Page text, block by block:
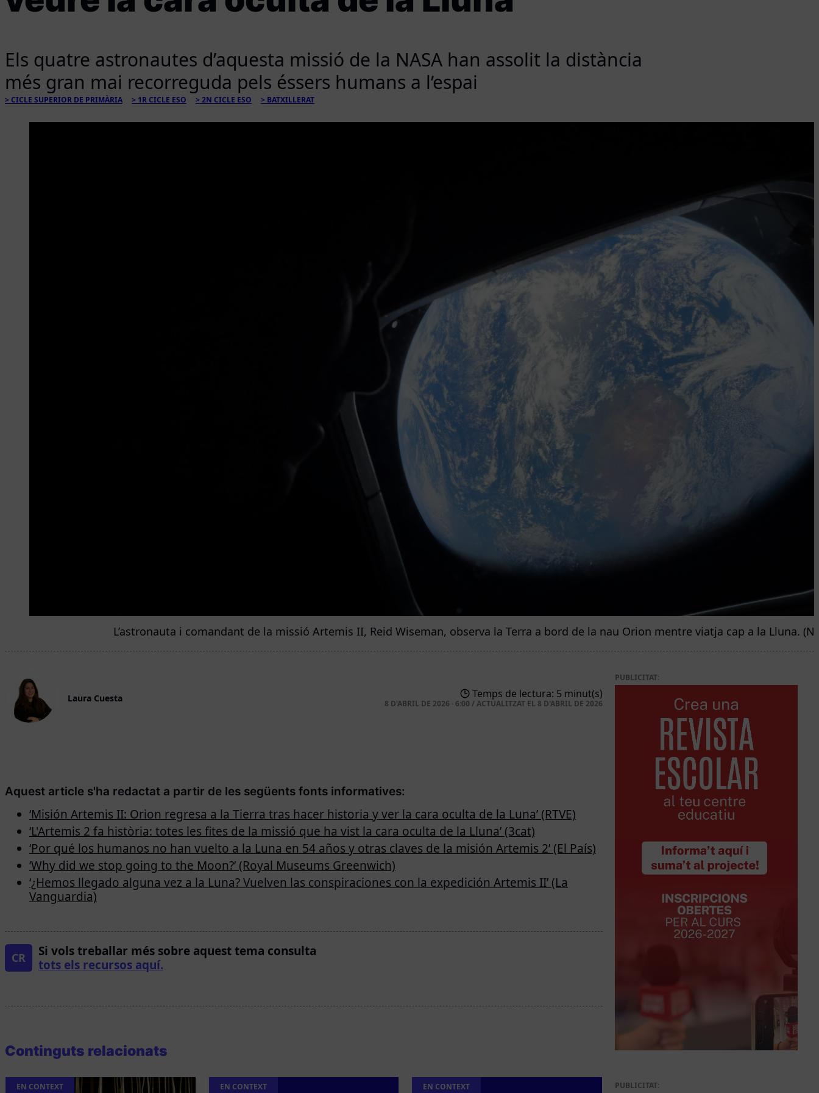
Els quatre astronautes d’aquesta missió de la NASA han assolit la distància
més gran mai recorreguda pels éssers humans a l’espai
CICLE SUPERIOR DE PRIMÀRIA 1R CICLE ESO 2N CICLE ESO BATXILLERAT
L’astronauta i comandant de la missió Artemis II, Reid Wiseman, observa la Terra a bord de la nau Orion mentre viatja cap a la Lluna.
Laura Cuesta Temps de lectura: 5 minut(s)
8 D'ABRIL DE 2026 · 6:00 /ACTUALITZAT EL 8 D'ABRIL DE 2026
Aquest article s'ha redactat a partir de les següents fonts informatives:
‘Misión Artemis II: Orion regresa a la Tierra tras hacer historia y ver la cara oculta de la Luna’ (RTVE)
‘L'Artemis 2 fa història: totes les fites de la missió que ha vist la cara oculta de la Lluna’ (3cat)
‘Por qué los humanos no han vuelto a la Luna en 54 años y otras claves de la misión Artemis 2’ (El País)
‘Why did we stop going to the Moon?’ (Royal Museums Greenwich)
‘¿Hemos llegado alguna vez a la Luna? Vuelven las conspiraciones con la expedición Artemis II’ (La
Vanguardia)
CR
Si vols treballar més sobre aquest tema consulta
tots els recursos aquí.
Continguts relacionats
EN CONTEXT EN CONTEXT EN CONTEXT
PUBLICITAT:
PUBLICITAT: